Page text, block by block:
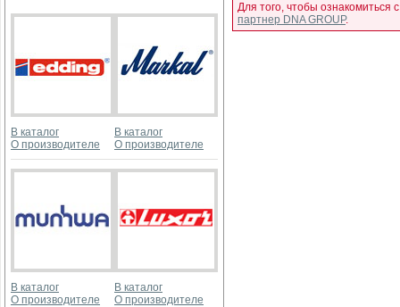
В каталог
О производителе
В каталог
О производителе
В каталог
О производителе
В каталог
О производителе
Для того, чтобы
партнер DNA GROUP.